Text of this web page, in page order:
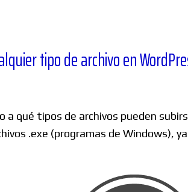
tipo de archivo en
qué tipos de archivos pueden
.exe (programas de Windows),